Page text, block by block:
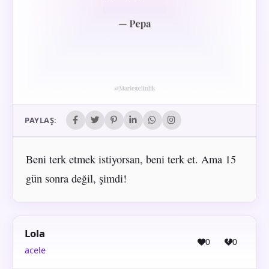
PAYLAŞ:
Beni terk etmek istiyorsan, beni terk et. Ama 15
gün sonra değil, şimdi!
Lola
acele
0 0